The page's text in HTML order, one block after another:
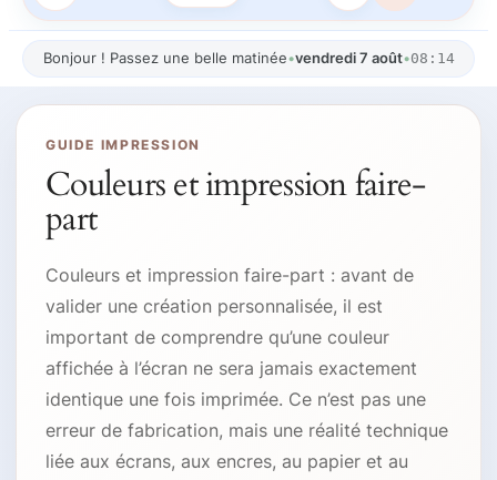
Bonjour ! Passez une belle matinée•vendredi 7 août•08:14
GUIDE IMPRESSION
Couleurs et impression faire-
part
Couleurs et impression faire-part : avant de
valider une création personnalisée, il est
important de comprendre qu’une couleur
affichée à l’écran ne sera jamais exactement
identique une fois imprimée. Ce n’est pas une
erreur de fabrication, mais une réalité technique
liée aux écrans, aux encres, au papier et au